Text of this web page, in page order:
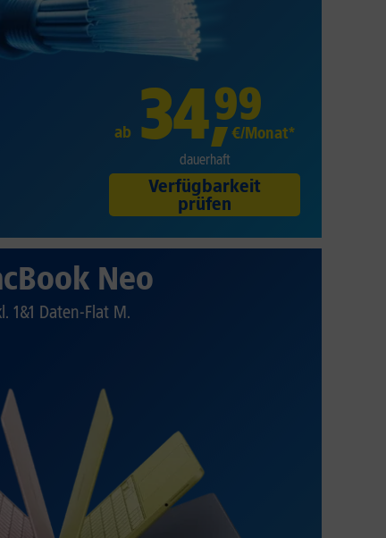
ab 34,99
€/Monat*
dauerhaft
Verfügbarkeit
prüfen
Neo
1&1 Daten-Flat M.